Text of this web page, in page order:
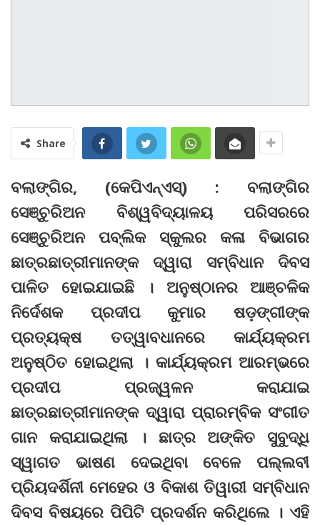
Share
ବଲାଙ୍ଗିର, (କେପିଏନ୍‌ଏସ୍‌) : ବଲାଙ୍ଗିର
ସେଞ୍ଚୁରିଅନ ବିଶ୍ୱବିଦ୍ୟାଳୟ ପରିସରରେ
ସେଞ୍ଚୁରିଅନ ପବ୍ଲିକ ସ୍କୁଲର କଳା ବିଭାଗର
ଛାତ୍ରଛାତ୍ରୀମାନଙ୍କ ଦ୍ୱାରା ସମ୍ବିଧାନ ଦିବସ
ପାଳିତ ହୋଇଯାଇଛି । ଅନୁଷ୍ଠାନର ଆଞ୍ଚଳିକ
ନିର୍ଦେଶକ ପ୍ରଦୀପ କୁମାର ଷଡ଼ଙ୍ଗୀଙ୍କ
ପ୍ରତ୍ୟକ୍ଷ ତତ୍ୱାବଧାନରେ କାର୍ଯ୍ୟକ୍ରମ
ଅନୁଷ୍ଠିତ ହୋଇଥିଲା । କାର୍ଯ୍ୟକ୍ରମ ଆରମ୍ଭରେ
ପ୍ରଦୀପ ପ୍ରଜ୍ୱଳନ କରାଯାଇ
ଛାତ୍ରଛାତ୍ରୀମାନଙ୍କ ଦ୍ୱାରା ପ୍ରାରମ୍ବିକ ସଂଗୀତ
ଗାନ କରାଯାଇଥିଲା । ଛାତ୍ର ଅଙ୍କିତ ସୁବୁଦ୍ଧି
ସ୍ୱାଗତ ଭାଷଣ ଦେଇଥିବା ବେଳେ ପଲ୍ଲବୀ
ପ୍ରିୟଦର୍ଶିନୀ ମେହେର ଓ ବିକାଶ ତିୱାରୀ ସମ୍ବିଧାନ
ଦିବସ ବିଷୟରେ ପିପିଟି ପ୍ରଦର୍ଶନ କରିଥିଲେ । ଏହି